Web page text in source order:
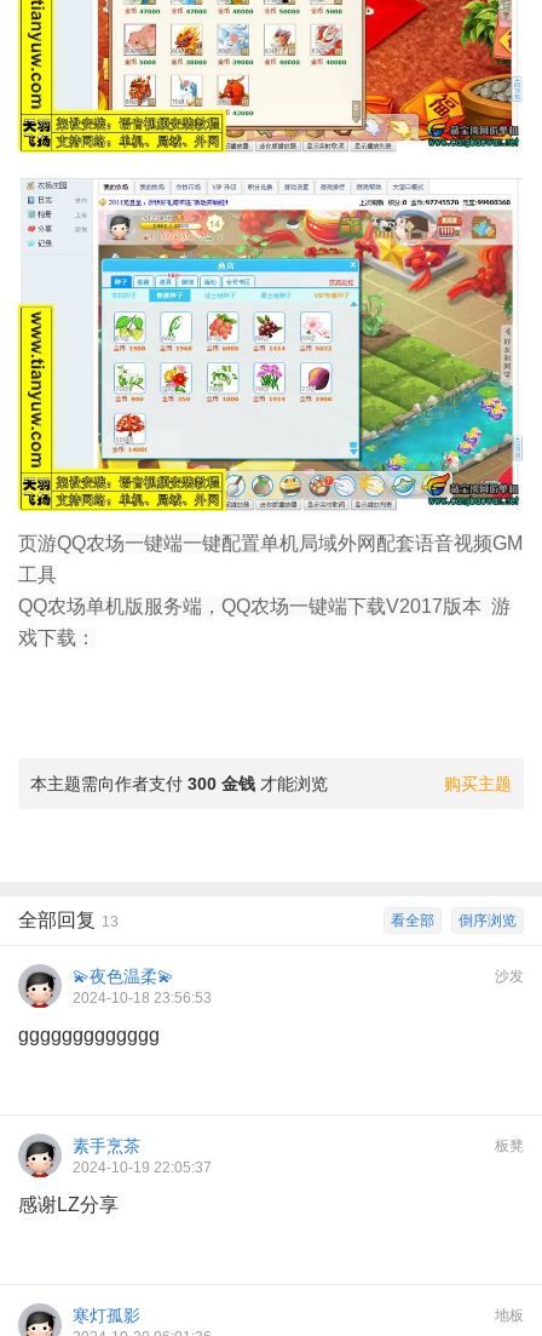
页游QQ农场一键端一键配置单机局域外网配套语音视频GM
工具
QQ农场单机版服务端，QQ农场一键端下载V2017版本 游
戏下载：
购买主题
本主题需向作者支付 300 金钱 才能浏览
倒序浏览
看全部
全部回复 13
沙发
💫夜色温柔💫
2024-10-18 23:56:53
ggggggggggggg
板凳
素手烹茶
2024-10-19 22:05:37
感谢LZ分享
地板
寒灯孤影